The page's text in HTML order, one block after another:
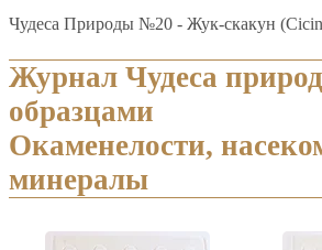
Чудеса Природы №20 - Жук-скакун
Журнал Чудеса
образцами
Окаменелости,
минералы